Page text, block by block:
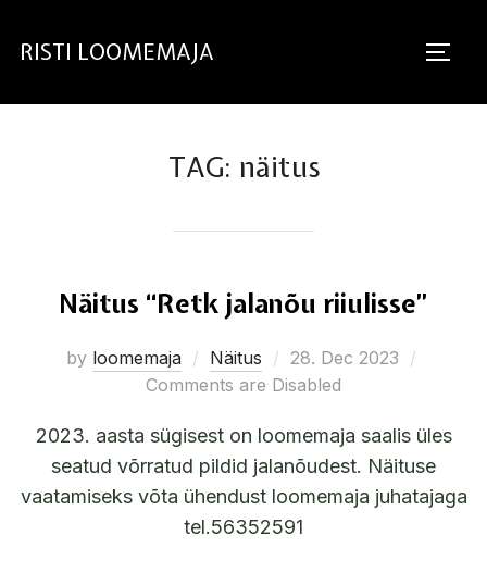
RISTI LOOMEMAJA
TAG: näitus
Näitus “Retk jalanõu riiulisse”
by loomemaja Näitus
28. Dec 2023
Comments are Disabled
2023. aasta sügisest on loomemaja saalis üles
seatud võrratud pildid jalanõudest. Näituse
vaatamiseks võta ühendust loomemaja juhatajaga
tel.56352591